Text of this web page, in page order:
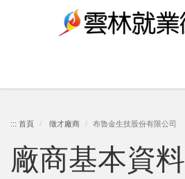
容::: 首頁 徵才廠商 布魯金生技股份有限公司
廠商基本資料